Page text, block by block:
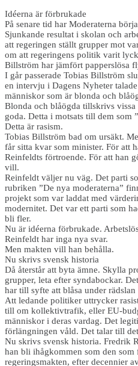
Idéerna är förbrukade
På senare tid har Moderaterna
Sjunkande resultat i skolan och
att regeringen ställt grupper mot
om att regeringens politik varit
Billström har jämfört papperslösa
I går passerade Tobias Billström
en intervju i Dagens Nyheter
människor som är blonda och
Blonda och blåögda tillskrivs vissa
goda. Detta i motsats till dem som
Detta är rasism.
Tobias Billström bad om ursäkt.
får sitta kvar som minister. För att
Reinfeldts förtroende. För att han
vill.
Reinfeldt väljer nu väg. Det parti
rubriken ”De nya moderaterna”
projekt som var laddat med
modernitet. Det var ett parti som
bli fler.
Nu är idéerna förbrukade.
Reinfeldt har inga nya svar.
Men makten vill han behålla.
Nu skrivs svensk historia
Då återstår att byta ämne. Skylla
grupper, ­leta efter syndabockar.
har till syfte att blåsa under
Att ledande politiker uttrycker
till om kollektivtrafik, eller EU-
människor i deras vardag. Det
förlängningen våld. Det talar till
Nu skrivs svensk historia. Fredrik
han bli ihågkommen som den
regeringsmakten, efter decennier